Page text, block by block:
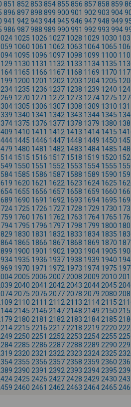
851 852 853 854855 856 857858 859
896 897898 899 900 901 902 903 904
941 942 943 944945 946 947948 949
986 987988 989 990 991 992 993 994
1025 1026 1027 1028 1029 1030
1060 1061 1062 1063 1064 1065
1095 1096 1097 1098 1099 1100
1130 1131 1132 1133 1134 1135
1165 1166 1167 1168 1169 1170
1200 1201 1202 1203 1204 1205
1235 1236 1237 1238 1239 1240
1270 1271 1272 1273 1274 1275
1305 1306 1307 1308 1309 1310
1340 1341 1342 1343 1344 1345
1375 1376 1377 1378 1379 1380
1410 1411 1412 1413 1414 1415
1445 1446 1447 1448 1449 1450
1480 1481 1482 1483 1484 1485
1515 1516 1517 1518 1519 1520
1550 1551 1552 1553 1554 1555
1585 1586 1587 1588 1589 1590
1620 1621 1622 1623 1624 1625
1655 1656 1657 1658 1659 1660
1690 1691 1692 1693 1694 1695
1725 1726 1727 1728 1729 1730
1760 1761 1762 1763 1764 1765
1795 1796 1797 1798 1799 1800
1830 1831 1832 1833 1834 1835
1865 1866 1867 1868 1869 1870
1900 1901 1902 1903 1904 1905
1935 1936 1937 1938 1939 1940
1970 1971 1972 1973 1974 1975
2005 2006 2007 2008 2009 2010
2040 2041 2042 2043 2044 2045
2075 2076 2077 2078 2079 2080
2110 2111 2112 2113 2114 2115
2145 2146 2147 2148 2149 2150
2180 2181 2182 2183 2184 2185
2215 2216 2217 2218 2219 2220
2250 2251 2252 2253 2254 2255
2285 2286 2287 2288 2289 2290
2320 2321 2322 2323 2324 2325
2355 2356 2357 2358 2359 2360
2390 2391 2392 2393 2394 2395
2425 2426 2427 2428 2429 2430
2460 2461 2462 2463 2464 2465